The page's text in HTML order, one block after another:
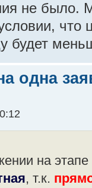
не было.
что
будет
одна
на этапе
, т.к.